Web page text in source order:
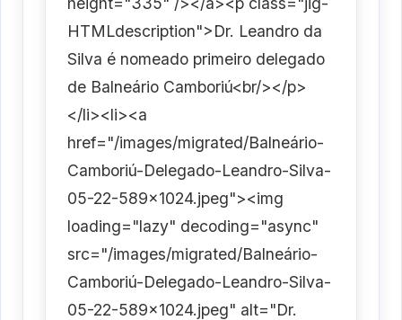
HTMLdescription">Dr. Leandro da
Silva é nomeado primeiro delegado
de Balneário Camboriú<br/></p>
</li><li><a
href="/images/migrated/Balneário-
Camboriú-Delegado-Leandro-Silva-
05-22-589x1024.jpeg"><img
loading="lazy" decoding="async"
src="/images/migrated/Balneário-
Camboriú-Delegado-Leandro-Silva-
05-22-589x1024.jpeg" alt="Dr.